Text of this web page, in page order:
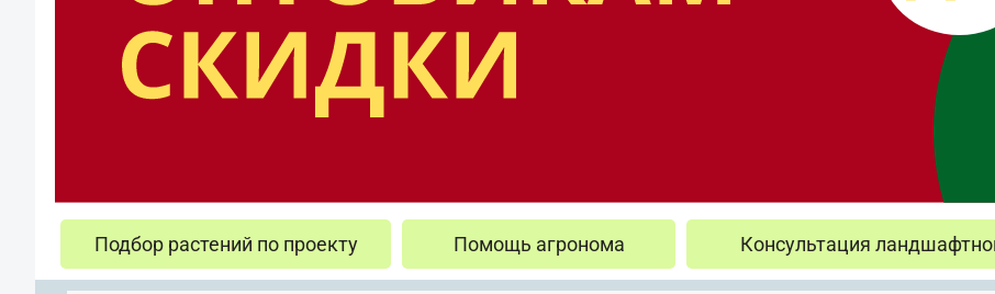
Подбор растений по проекту Помощь агронома Консультация